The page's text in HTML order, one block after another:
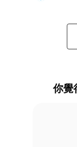
你覺